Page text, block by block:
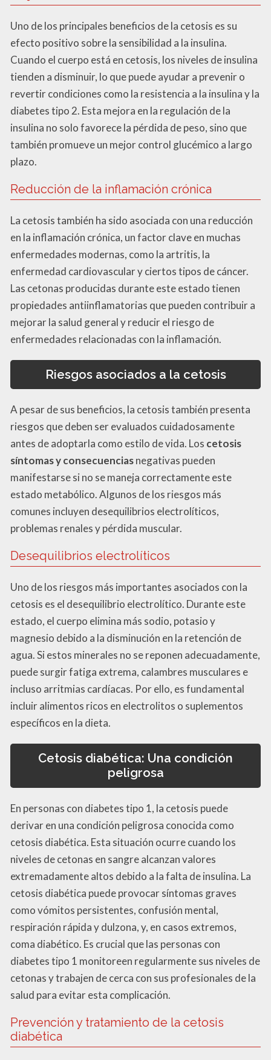
Uno de los principales beneficios de la cetosis es su
efecto positivo sobre la sensibilidad a la insulina.
Cuando el cuerpo está en cetosis, los niveles de insulina
tienden a disminuir, lo que puede ayudar a prevenir o
revertir condiciones como la resistencia a la insulina y la
diabetes tipo 2. Esta mejora en la regulación de la
insulina no solo favorece la pérdida de peso, sino que
también promueve un mejor control glucémico a largo
plazo.
Reducción de la inflamación crónica
La cetosis también ha sido asociada con una reducción
en la inflamación crónica, un factor clave en muchas
enfermedades modernas, como la artritis, la
enfermedad cardiovascular y ciertos tipos de cáncer.
Las cetonas producidas durante este estado tienen
propiedades antiinflamatorias que pueden contribuir a
mejorar la salud general y reducir el riesgo de
enfermedades relacionadas con la inflamación.
Riesgos asociados a la cetosis
A pesar de sus beneficios, la cetosis también presenta
riesgos que deben ser evaluados cuidadosamente
antes de adoptarla como estilo de vida. Los cetosis
síntomas y consecuenciasnegativas pueden
manifestarse si no se maneja correctamente este
estado metabólico. Algunos de los riesgos más
comunes incluyen desequilibrios electrolíticos,
problemas renales y pérdida muscular.
Desequilibrios electrolíticos
Uno de los riesgos más importantes asociados con la
cetosis es el desequilibrio electrolítico. Durante este
estado, el cuerpo elimina más sodio, potasio y
magnesio debido a la disminución en la retención de
agua. Si estos minerales no se reponen adecuadamente,
puede surgir fatiga extrema, calambres musculares e
incluso arritmias cardíacas. Por ello, es fundamental
incluir alimentos ricos en electrolitos o suplementos
específicos en la dieta.
Cetosis diabética: Una condición
peligrosa
En personas con diabetes tipo 1, la cetosis puede
derivar en una condición peligrosa conocida como
cetosis diabética. Esta situación ocurre cuando los
niveles de cetonas en sangre alcanzan valores
extremadamente altos debido a la falta de insulina. La
cetosis diabética puede provocar síntomas graves
como vómitos persistentes, confusión mental,
respiración rápida y dulzona, y, en casos extremos,
coma diabético. Es crucial que las personas con
diabetes tipo 1 monitoreen regularmente sus niveles de
cetonas y trabajen de cerca con sus profesionales de la
salud para evitar esta complicación.
Prevención y tratamiento de la cetosis
diabética